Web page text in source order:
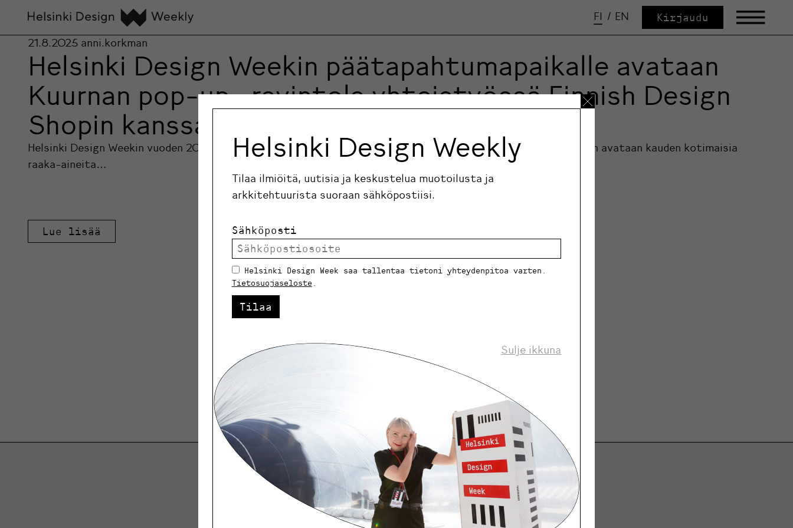
FI / EN Kirjaudu
21.8.2025 anni.korkman
Helsinki Design Weekin päätapahtumapaikalle avataan
Kuurnan pop-up -ravintola yhteistyössä Finnish Design
Shopin kanssa
Helsinki Design Weekin vuoden 2025 päätapahtumapaikka on Suomitalo Lönnrotinkadulla. Viidenteen kerrokseen avataan kauden kotimaisia
raaka-aineita…
Lue lisää
Helsinki Design Weekly.
Keskustelua, uutisia ja ilmiöitä muotoilusta ja
Helsinki Design Weekly
Tilaa ilmiöitä, uutisia ja keskustelua muotoilusta ja
arkkitehtuurista suoraan sähköpostiisi.
Sähköposti
Helsinki Design Week saa tallentaa tietoni yhteydenpitoa varten.
Tietosuojaseloste
Tilaa
Sulje ikkuna